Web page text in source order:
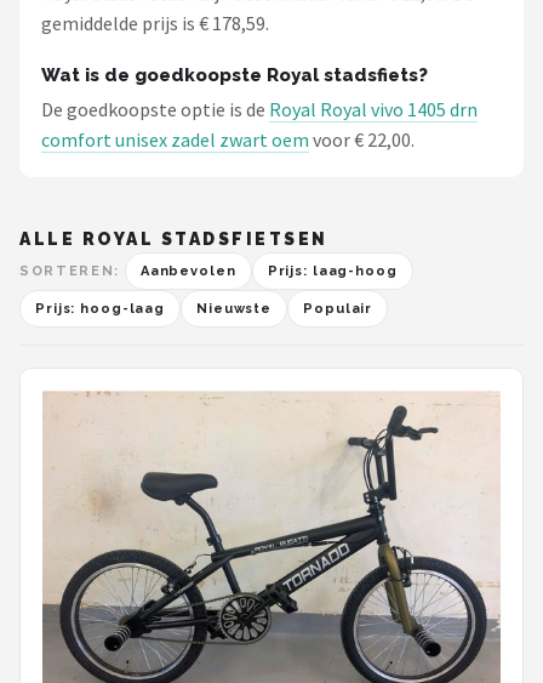
gemiddelde prijs is € 178,59.
Wat is de goedkoopste Royal stadsfiets?
De goedkoopste optie is de Royal Royal vivo 1405 drn
comfort unisex zadel zwart oem voor € 22,00.
ALLE ROYAL STADSFIETSEN
SORTEREN: Aanbevolen Prijs: laag-hoog
Prijs: hoog-laag Nieuwste Populair